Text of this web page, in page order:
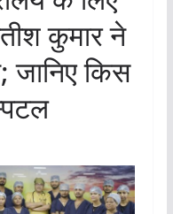
कुमार ने
जानिए किस